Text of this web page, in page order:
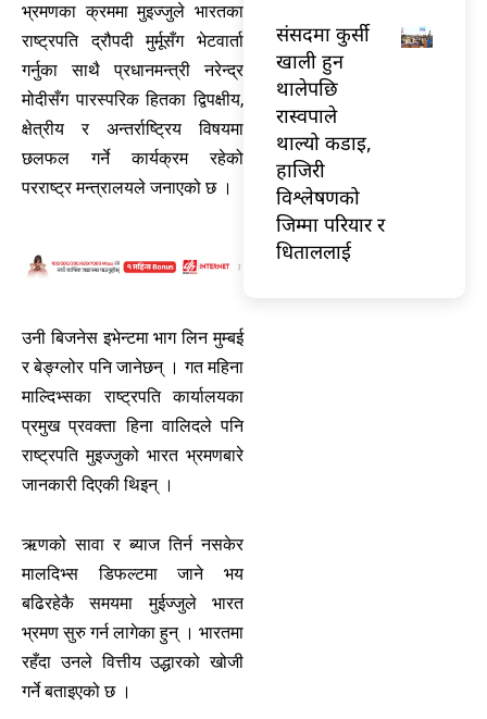
भ्रमणका क्रममा मुइज्जुले भारतका
राष्ट्रपति द्रौपदी मुर्मूसँग भेटवार्ता
गर्नुका साथै प्रधानमन्त्री नरेन्द्र
मोदीसँग पारस्परिक हितका द्विपक्षीय,
क्षेत्रीय र अन्तर्राष्ट्रिय विषयमा
छलफल गर्ने कार्यक्रम रहेको
परराष्ट्र मन्त्रालयले जनाएको छ ।
उनी बिजनेस इभेन्टमा भाग लिन मुम्बई
र बेङ्ग्लोर पनि जानेछन् । गत महिना
माल्दिभ्सका राष्ट्रपति कार्यालयका
प्रमुख प्रवक्ता हिना वालिदले पनि
राष्ट्रपति मुइज्जुको भारत भ्रमणबारे
जानकारी दिएकी थिइन् ।
ऋणको सावा र ब्याज तिर्न नसकेर
मालदिभ्स डिफल्टमा जाने भय
बढिरहेकै समयमा मुईज्जुले भारत
भ्रमण सुरु गर्न लागेका हुन् । भारतमा
रहँदा उनले वित्तीय उद्धारको खोजी
गर्ने बताइएको छ ।
संसदमा कुर्सी
खाली हुन
थालेपछि
रास्वपाले
थाल्यो कडाइ,
हाजिरी
विश्लेषणको
जिम्मा परियार र
धिताललाई